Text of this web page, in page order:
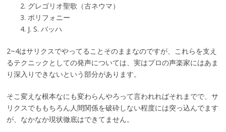
グレゴリオ聖歌（古ネウマ）
ポリフォニー
J. S. バッハ
2~4はサリクスでやってることそのままなのですが、これらを支え
るテクニックとしての発声については、実はプロの声楽家にはあま
り深入りできないという部分があります。
そこ変えな根本なにも変わらんやろって言われればそれまでで、サ
リクスでももちろん人間関係を破砕しない程度には突っ込んでます
が、なかなか現状徹底はできてません。